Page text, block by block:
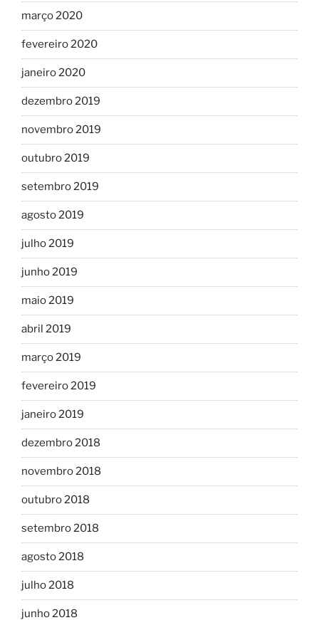
março 2020
fevereiro 2020
janeiro 2020
dezembro 2019
novembro 2019
outubro 2019
setembro 2019
agosto 2019
julho 2019
junho 2019
maio 2019
abril 2019
março 2019
fevereiro 2019
janeiro 2019
dezembro 2018
novembro 2018
outubro 2018
setembro 2018
agosto 2018
julho 2018
junho 2018